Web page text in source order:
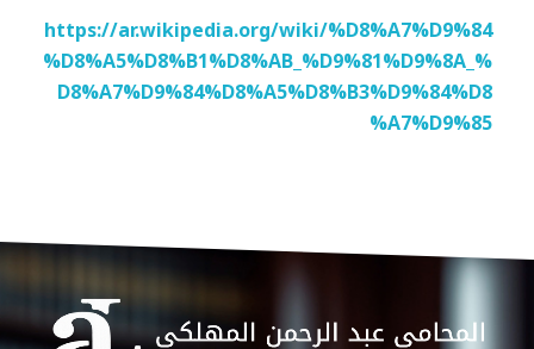
https://ar.wikipedia.org/wiki/%D8%A7%D9%84
%D8%A5%D8%B1%D8%AB_%D9%81%D9%8A_%
D8%A7%D9%84%D8%A5%D8%B3%D9%84%D8
%A7%D9%85